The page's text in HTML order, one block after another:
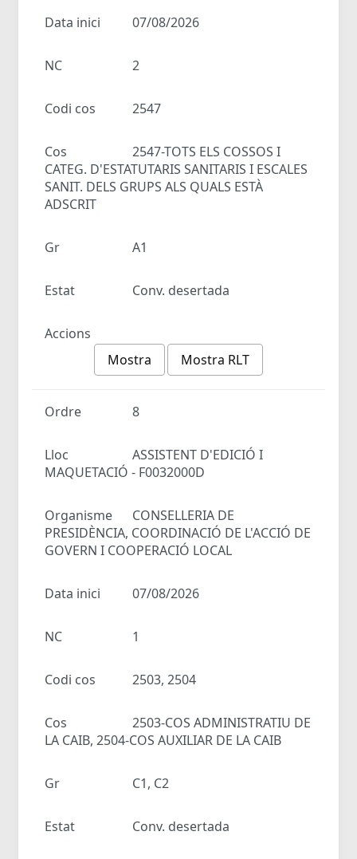
Data inici 07/08/2026
NC 2
Codi cos 2547
Cos
2547-TOTS ELS COSSOS I
CATEG. D'ESTATUTARIS SANITARIS I ESCALES
SANIT. DELS GRUPS ALS QUALS ESTÀ
ADSCRIT
Gr A1
Estat Conv. desertada
Accions
Mostra
Mostra RLT
Ordre 8
Lloc
ASSISTENT D'EDICIÓ I
MAQUETACIÓ - F0032000D
Organisme
CONSELLERIA DE
PRESIDÈNCIA, COORDINACIÓ DE L'ACCIÓ DE
GOVERN I COOPERACIÓ LOCAL
Data inici 07/08/2026
NC 1
Codi cos 2503, 2504
Cos
2503-COS ADMINISTRATIU DE
LA CAIB, 2504-COS AUXILIAR DE LA CAIB
Gr C1, C2
Estat Conv. desertada